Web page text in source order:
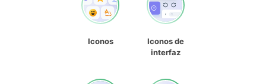
Iconos
Iconos de
interfaz